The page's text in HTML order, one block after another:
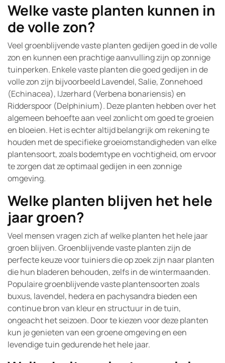
Welke vaste planten kunnen in
de volle zon?
Veel groenblijvende vaste planten gedijen goed in de volle
zon en kunnen een prachtige aanvulling zijn op zonnige
tuinperken. Enkele vaste planten die goed gedijen in de
volle zon zijn bijvoorbeeld Lavendel, Salie, Zonnehoed
(Echinacea), IJzerhard (Verbena bonariensis) en
Ridderspoor (Delphinium). Deze planten hebben over het
algemeen behoefte aan veel zonlicht om goed te groeien
en bloeien. Het is echter altijd belangrijk om rekening te
houden met de specifieke groeiomstandigheden van elke
plantensoort, zoals bodemtype en vochtigheid, om ervoor
te zorgen dat ze optimaal gedijen in een zonnige
omgeving.
Welke planten blijven het hele
jaar groen?
Veel mensen vragen zich af welke planten het hele jaar
groen blijven. Groenblijvende vaste planten zijn de
perfecte keuze voor tuiniers die op zoek zijn naar planten
die hun bladeren behouden, zelfs in de wintermaanden.
Populaire groenblijvende vaste plantensoorten zoals
buxus, lavendel, hedera en pachysandra bieden een
continue bron van kleur en structuur in de tuin,
ongeacht het seizoen. Door te kiezen voor deze planten
kun je genieten van een groene omgeving en een
levendige tuin gedurende het hele jaar.